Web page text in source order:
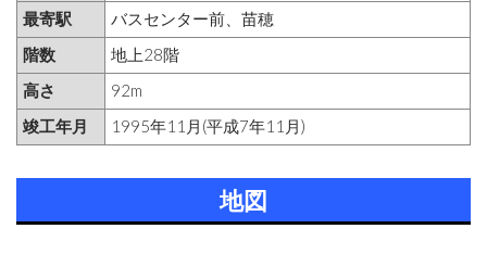
最寄駅
バスセンター前、苗穂
階数
地上28階
高さ
92m
竣工年月
1995年11月(平成7年11月)
地図